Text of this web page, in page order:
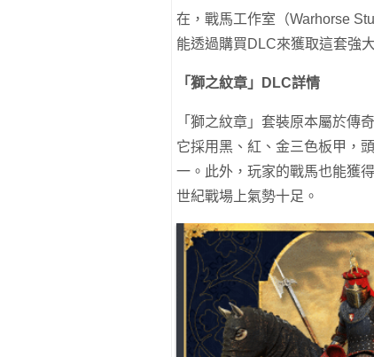
在，戰馬工作室（Warhorse
能透過購買DLC來獲取這套強
「獅之紋章」DLC詳情
「獅之紋章」套裝原本屬於傳
它採用黑、紅、金三色板甲，
一。此外，玩家的戰馬也能獲
世紀戰場上氣勢十足。